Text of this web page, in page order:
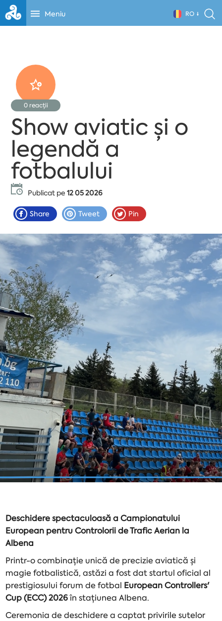
Meniu RO
0reacții
Show aviatic și o
legendă a
fotbalului
Publicat pe12 05 2026
Share Tweet Pin
Deschidere spectaculoasă a Campionatului
European pentru Controlorii de Trafic Aerian la
Albena
Printr-o combinație unică de precizie aviatică și
magie fotbalistică, astăzi a fost dat startul oficial al
prestigiosului forum de fotbal European Controllers'
Cup (ECC) 2026în stațiunea Albena.
Ceremonia de deschidere a captat privirile sutelor